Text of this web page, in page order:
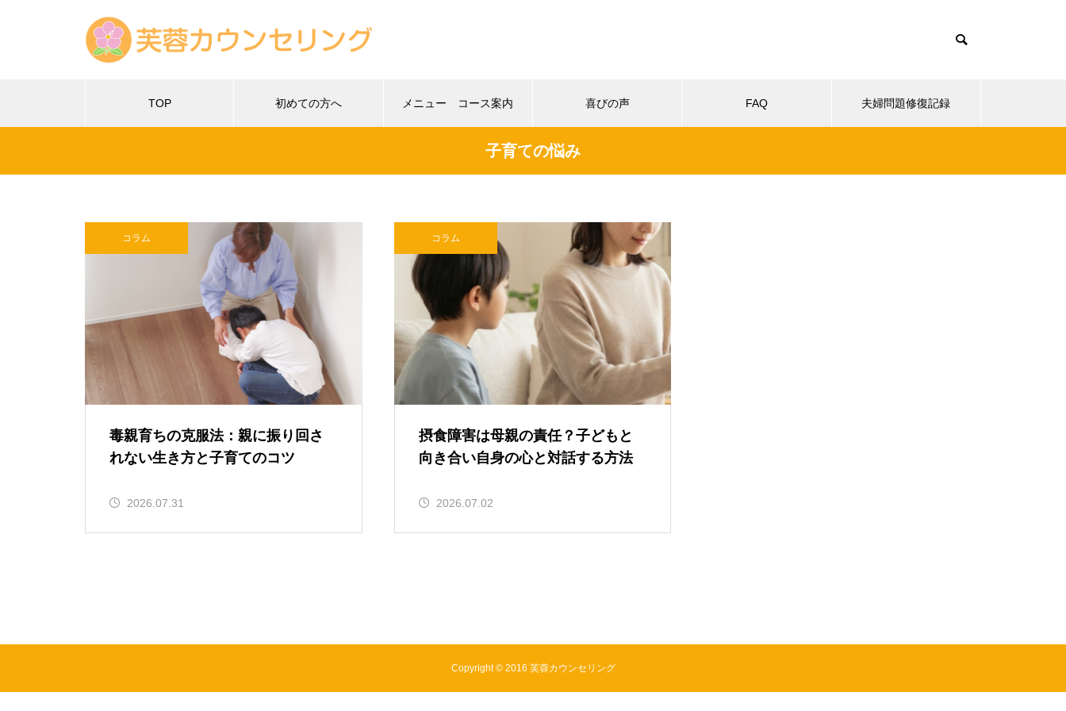
TOP 初めての方へ メニュー コース案内 喜びの声 FAQ 夫婦問題修復記録
子育ての悩み
コラム
毒親育ちの克服法：親に振り回さ
れない生き方と子育てのコツ
2026.07.31
コラム
摂食障害は母親の責任？子どもと
向き合い自身の心と対話する方法
2026.07.02
Copyright © 2016 芙蓉カウンセリング